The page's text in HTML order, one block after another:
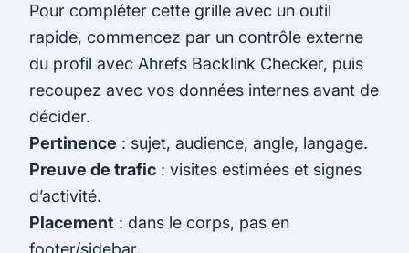
Pour compléter cette grille avec un outil
rapide, commencez par un contrôle externe
du profil avec Ahrefs Backlink Checker, puis
recoupez avec vos données internes avant de
décider.
Pertinence : sujet, audience, angle, langage.
Preuve de trafic : visites estimées et signes
d’activité.
Placement : dans le corps, pas en
footer/sidebar.